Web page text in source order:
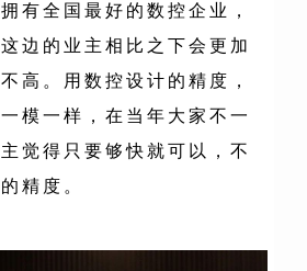
有全国最好的数控企业，
边的业主相比之下会更加
高。用数控设计的精度，
模一样，在当年大家不一
觉得只要够快就可以，不
精度。